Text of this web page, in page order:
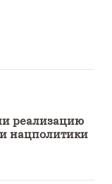
реализацию
нацполитики